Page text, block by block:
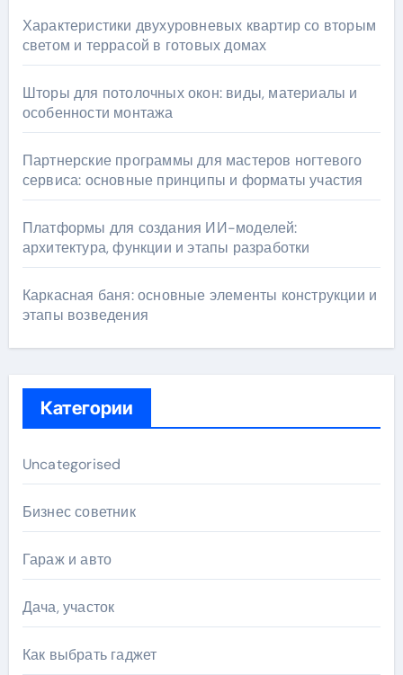
Характеристики двухуровневых квартир со вторым
светом и террасой в готовых домах
Шторы для потолочных окон: виды, материалы и
особенности монтажа
Партнерские программы для мастеров ногтевого
сервиса: основные принципы и форматы участия
Платформы для создания ИИ-моделей:
архитектура, функции и этапы разработки
Каркасная баня: основные элементы конструкции и
этапы возведения
Категории
Uncategorised
Бизнес советник
Гараж и авто
Дача, участок
Как выбрать гаджет